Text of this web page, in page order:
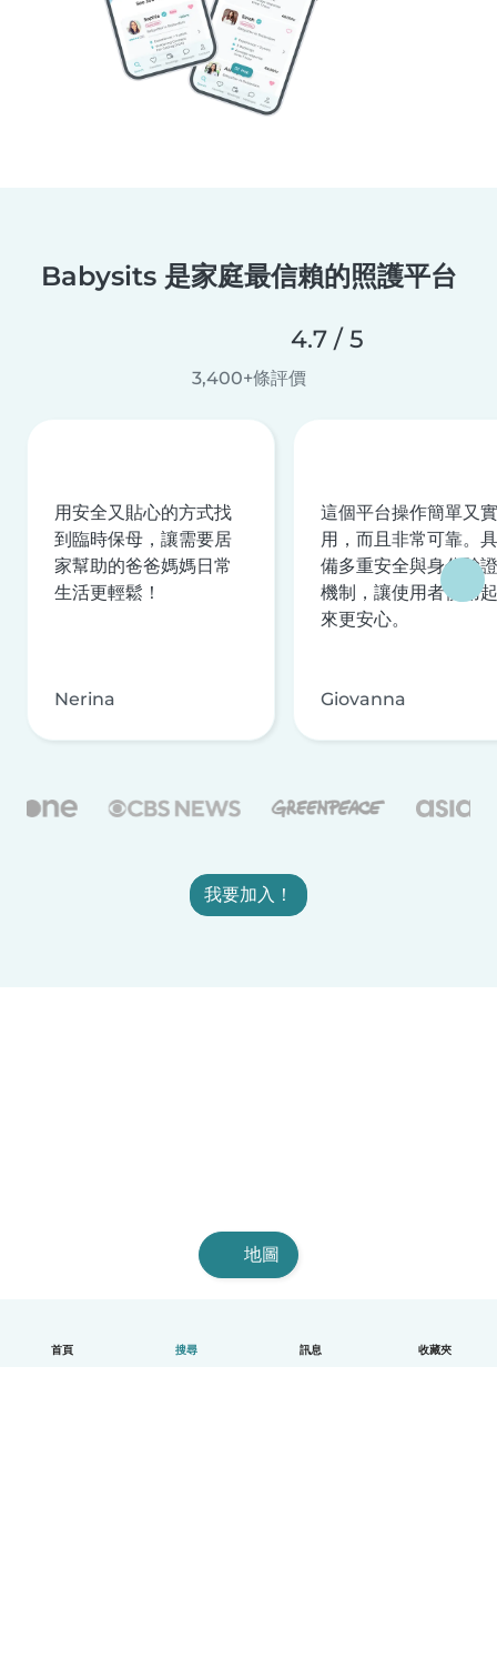
首頁 搜尋 訊息 收藏夾
Babysits 是家庭最信賴的照護平台
4.7 / 5
3,400+條評價
用安全又貼心的方式找
到臨時保母，讓需要居
家幫助的爸爸媽媽日常
生活更輕鬆！
Nerina
這個平台操作簡單又實
用，而且非常可靠。具
備多重安全與身分驗證
機制，讓使用者使用起
來更安心。
Giovanna
我要加入！
地圖